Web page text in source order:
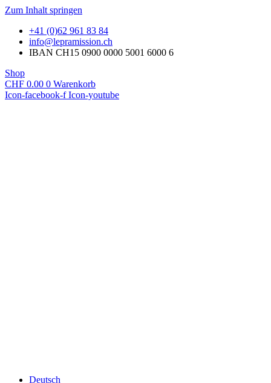
Zum Inhalt springen
+41 (0)62 961 83 84
hc.noissimarpel
@ofni
IBAN CH15 0900 0000 5001 6000 6
Shop
CHF 0.00 0 Warenkorb
Icon-facebook-f Icon-youtube
Deutsch